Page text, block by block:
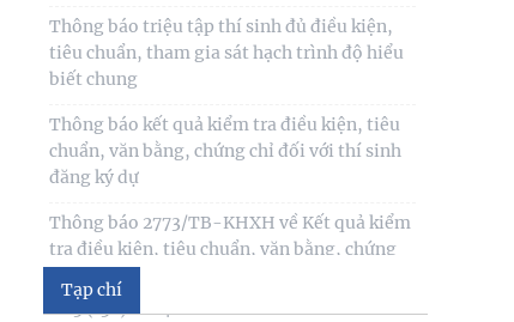
biết chung
Thông báo kết quả kiểm tra điều kiện, tiêu
đăng ký dự
Thông báo 2773/TB-KHXH về Kết quả kiểm
chỉ đối với thí
Tạp chí
(135) 2024/Table of contents Human
Studies Journal No6
Mục lục tạp chí Nghiên cứu Con người số 5
(134) 2024 /Table of contents Human
Studies Journal No5
Mục lục tạp chí Nghiên cứu Con người số 4
(133) 2024 /Table of contents Human
Studies Journal No4
Table of contents Human Studies Journal
No3 (132) 2024